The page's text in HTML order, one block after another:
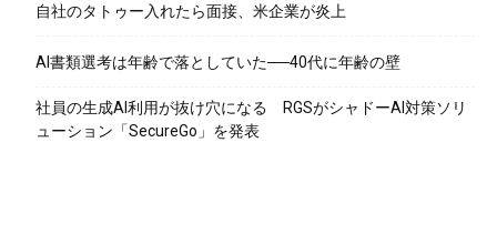
自社のタトゥー入れたら面接、米企業が炎上
AI書類選考は年齢で落としていた──40代に年齢の壁
社員の生成AI利用が抜け穴になる RGSがシャドーAI対策ソリ
ューション「SecureGo」を発表